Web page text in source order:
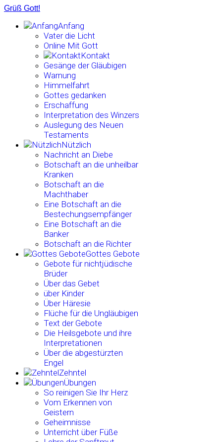
Grüß Gott!
Anfang
Vater die Licht
Online Mit Gott
Kontakt
Gesänge der Gläubigen
Warnung
Himmelfahrt
Gottes gedanken
Erschaffung
Interpretation des Winzers
Auslegung des Neuen
Testaments
Nützlich
Nachricht an Diebe
Botschaft an die unheilbar
Kranken
Botschaft an die
Machthaber
Eine Botschaft an die
Bestechungsempfänger
Eine Botschaft an die
Banker
Botschaft an die Richter
Gottes Gebote
Gebote für nichtjüdische
Brüder
Über das Gebet
über Kinder
Über Häresie
Flüche für die Ungläubigen
Text der Gebote
Die Heilsgebote und ihre
Interpretationen
Über die abgestürzten
Engel
Zehntel
Übungen
So reinigen Sie Ihr Herz
Vom Erkennen von
Geistern
Geheimnisse
Unterricht über Füße